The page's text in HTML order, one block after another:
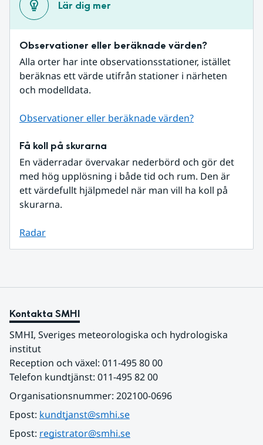
Lär dig mer
Observationer eller beräknade värden?
Alla orter har inte observationsstationer, istället
beräknas ett värde utifrån stationer i närheten
och modelldata.
Observationer eller beräknade värden?
Få koll på skurarna
En väderradar övervakar nederbörd och gör det
med hög upplösning i både tid och rum. Den är
ett värdefullt hjälpmedel när man vill ha koll på
skurarna.
Radar
Kontakta SMHI
SMHI, Sveriges meteorologiska och hydrologiska
institut
Reception och växel: 011-495 80 00
Telefon kundtjänst: 011-495 82 00
Organisationsnummer: 202100-0696
Epost: kundtjanst@smhi.se
Epost: registrator@smhi.se